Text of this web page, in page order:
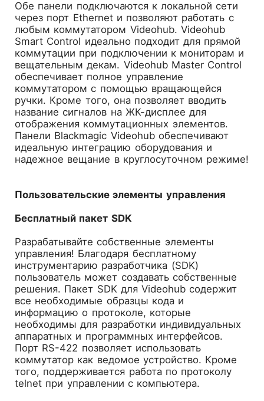
Обе панели подключаются к локальной сети
через порт Еthernet и позволяют работать с
любым коммутатором Videohub. Videohub
Smart Control идеально подходит для прямой
коммутации при подключении к мониторам и
вещательным декам. Videohub Master Control
обеспечивает полное управление
коммутатором с помощью вращающейся
ручки. Кроме того, она позволяет вводить
название сигналов на ЖК-дисплее для
отображения коммутационных элементов.
Панели Blackmagic Videohub обеспечивают
идеальную интеграцию оборудования и
надежное вещание в круглосуточном режиме!
Пользовательские элементы управления
Бесплатный пакет SDK
Разрабатывайте собственные элементы
управления! Благодаря бесплатному
инструментарию разработчика (SDK)
пользователь может создавать собственные
решения. Пакет SDK для Videohub содержит
все необходимые образцы кода и
информацию о протоколе, которые
необходимы для разработки индивидуальных
аппаратных и программных интерфейсов.
Порт RS-422 позволяет использовать
коммутатор как ведомое устройство. Кроме
того, поддерживается работа по протоколу
telnet при управлении с компьютера.